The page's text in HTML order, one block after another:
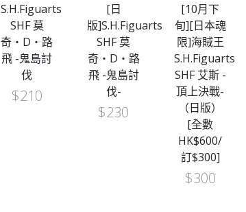
S.H.Figuarts
SHF 莫
奇・D・路
飛 -鬼島討
伐
$210
[日
版]S.H.Figuarts
SHF 莫
奇・D・路
飛 -鬼島討
伐-
$230
[10月下
旬][日本魂
限]海賊王
S.H.Figuarts
SHF 艾斯 -
頂上決戰-
（日版）
[全數
HK$600/
訂$300]
$300